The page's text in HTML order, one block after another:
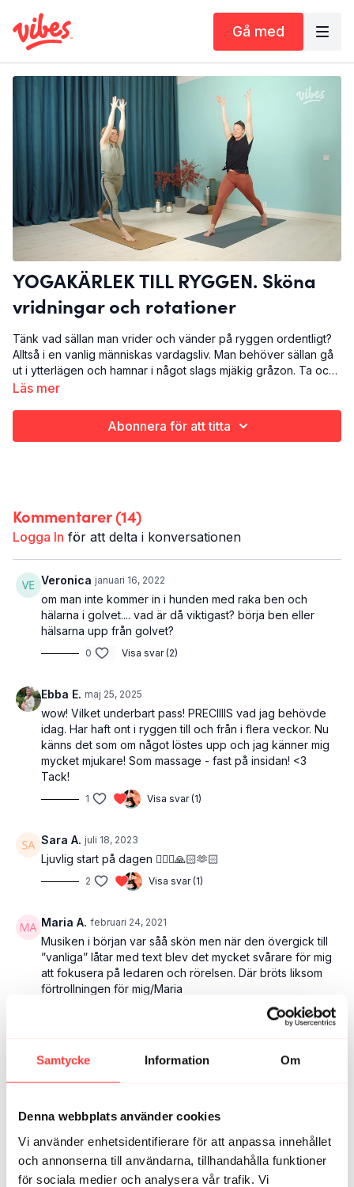
Samtycke Information Om
Denna webbplats använder cookies
Vi använder enhetsidentifierare för att anpassa innehållet
och annonserna till användarna, tillhandahålla funktioner
för sociala medier och analysera vår trafik. Vi
Gå med
YOGAKÄRLEK TILL RYGGEN. Sköna
vridningar och rotationer
Tänk vad sällan man vrider och vänder på ryggen ordentligt?
Alltså i en vanlig människas vardagsliv. Man behöver sällan gå
ut i ytterlägen och hamnar i något slags mjäkig gråzon. Ta och
ändra på det genom att ge kroppen och framförallt ryggen lite
Hela kroppen, extra fokus på rygg
Läs mer
Abonnera för att titta
Kommentarer (14)
Logga In för att delta i konversationen
Veronica januari 16, 2022
om man inte kommer in i hunden med raka ben och
hälarna i golvet.... vad är då viktigast? börja ben eller
hälsarna upp från golvet?
0 Visa svar (2)
Ebba E. maj 25, 2025
wow! Vilket underbart pass! PRECIIIIS vad jag behövde
idag. Har haft ont i ryggen till och från i flera veckor. Nu
känns det som om något löstes upp och jag känner mig
mycket mjukare! Som massage - fast på insidan! <3
Tack!
1 Visa svar (1)
Sara A. juli 18, 2023
Ljuvlig start på dagen 🧘🏻‍♀️🙏🏻🫶🏻
2 Visa svar (1)
Maria A. februari 24, 2021
Musiken i början var såå skön men när den övergick till
”vanliga” låtar med text blev det mycket svårare för mig
att fokusera på ledaren och rörelsen. Där bröts liksom
förtrollningen för mig/Maria
Magiskt pass för min stela rygg och jag blev även
väldigt avslappnad 👌🫶
Elisabeth T.
Jättebra pass som jag ofta återkommer till. Skön